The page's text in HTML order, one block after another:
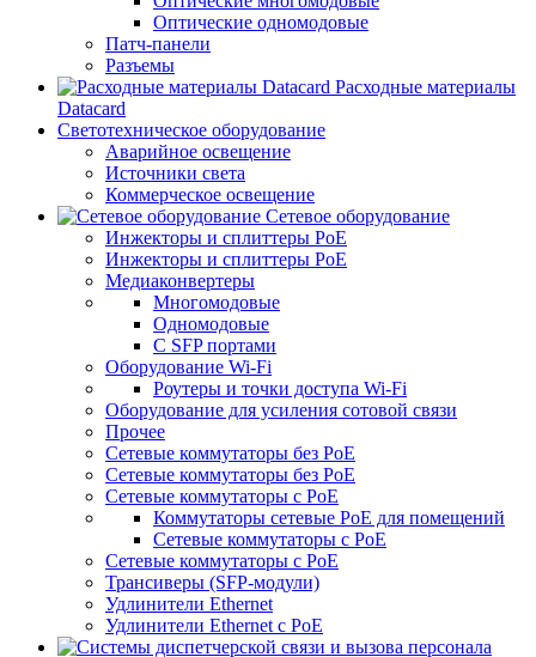
Оптические одномодовые
Патч-панели
Разъемы
Расходные материалы
Datacard
Светотехническое оборудование
Аварийное освещение
Источники света
Коммерческое освещение
Сетевое оборудование
Инжекторы и сплиттеры PoE
Инжекторы и сплиттеры РоЕ
Медиаконвертеры
Многомодовые
Одномодовые
С SFP портами
Оборудование Wi-Fi
Роутеры и точки доступа Wi-Fi
Оборудование для усиления сотовой связи
Прочее
Сетевые коммутаторы без PoE
Сетевые коммутаторы без РоЕ
Сетевые коммутаторы с PoE
Коммутаторы сетевые PoE для помещений
Сетевые коммутаторы с PoE
Сетевые коммутаторы с РоЕ
Трансиверы (SFP-модули)
Удлинители Ethernet
Удлинители Ethernet с PoE